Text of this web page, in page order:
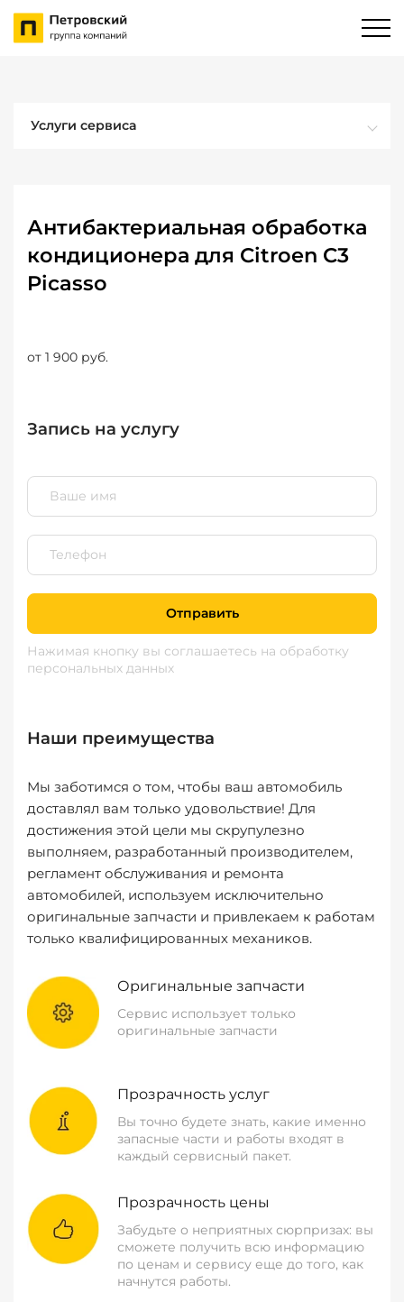
Услуги сервиса
Антибактериальная обработка
кондиционера для Citroen C3
Picasso
от 1 900 руб.
Запись на услугу
Отправить
Нажимая кнопку вы соглашаетесь на обработку
персональных данных
Наши преимущества
Мы заботимся о том, чтобы ваш автомобиль
доставлял вам только удовольствие! Для
достижения этой цели мы скрупулезно
выполняем, разработанный производителем,
регламент обслуживания и ремонта
автомобилей, используем исключительно
оригинальные запчасти и привлекаем к работам
только квалифицированных механиков.
Оригинальные запчасти
Сервис использует только
оригинальные запчасти
Прозрачность услуг
Вы точно будете знать, какие именно
запасные части и работы входят в
каждый сервисный пакет.
Прозрачность цены
Забудьте о неприятных сюрпризах: вы
сможете получить всю информацию
по ценам и сервису еще до того, как
начнутся работы.